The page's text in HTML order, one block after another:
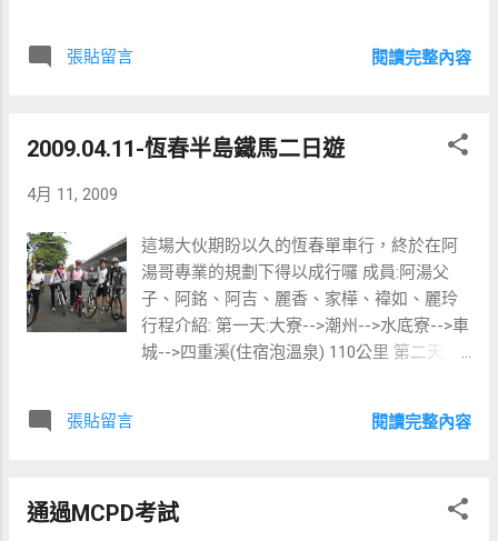
紹:高雄澄清湖-->鳳仁路左轉-->直行看到高
上約7公里的上坡路線
張貼留言 閱讀完整內容
2009.04.11-恆春半島鐵馬二日遊
4月 11, 2009
這場大伙期盼以久的恆春單車行，終於在阿
湯哥專業的規劃下得以成行囉 成員:阿湯父
子、阿銘、阿吉、麗香、家樺、禕如、麗玲
行程介紹: 第一天:大寮-->潮州-->水底寮-->車
城-->四重溪(住宿泡溫泉) 110公里 第二天:四
張貼留言 閱讀完整內容
通過MCPD考試